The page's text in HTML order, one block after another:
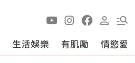
生活娛樂 有肌勵 情慾愛